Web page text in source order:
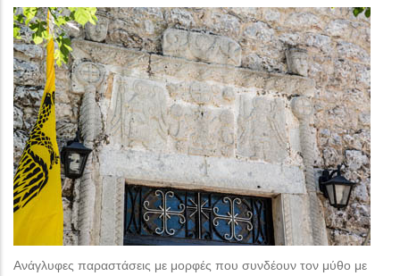
Ανάγλυφες παραστάσεις με μορφές που συνδέουν τον μύθο με